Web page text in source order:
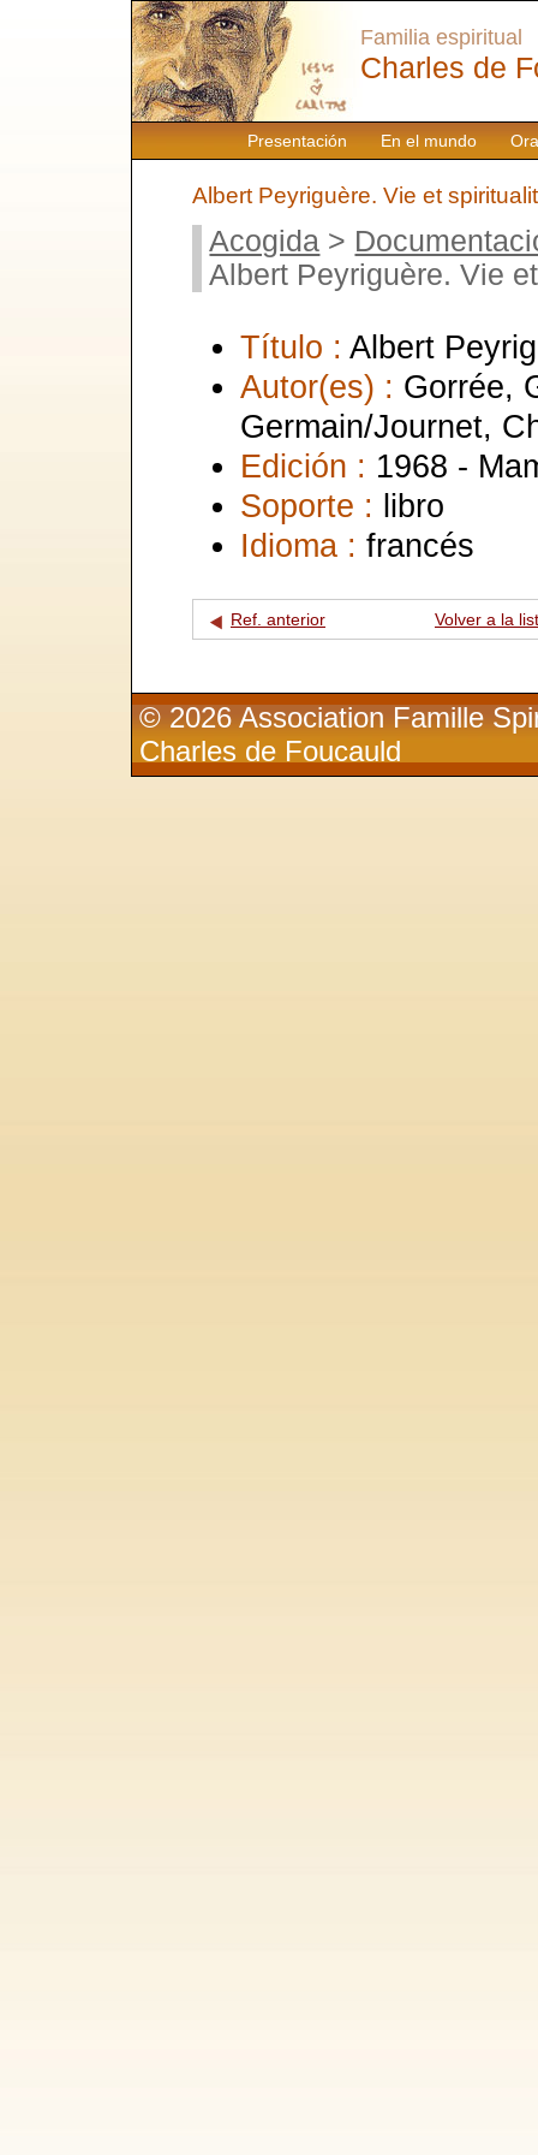
Presentación En el mundo
Familia espiritual
Charles de
Albert Peyriguère. Vie et
Acogida >
Albert Peyriguère. Vie
Título : Albert
Autor(es) : Gorrée,
Germain/Journet,
Edición : 1968 -
Soporte : libro
Idioma : francés
Ref. anterior Volver a la
© 2026 Association Famille
Charles de Foucauld